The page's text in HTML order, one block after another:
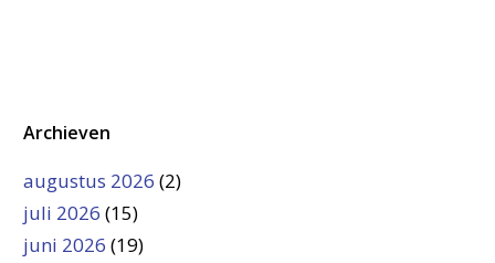
Archieven
augustus 2026 (2)
juli 2026 (15)
juni 2026 (19)